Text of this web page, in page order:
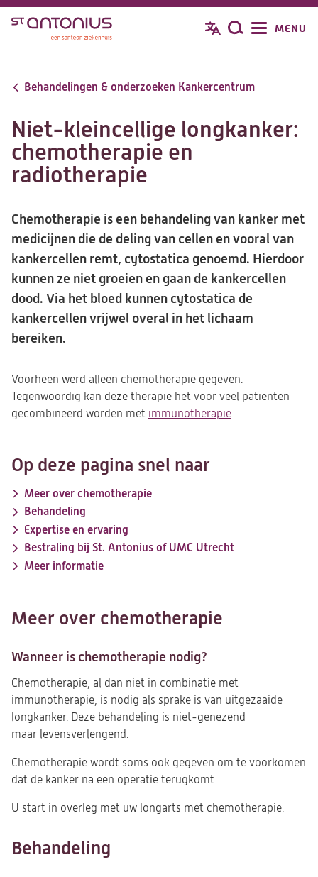
Overslaan
inhoud
Zoeken
MENU
Behandelingen & onderzoeken Kankercentrum
Niet-kleincellige longkanker:
chemotherapie en
radiotherapie
Chemotherapie is een behandeling van kanker met
medicijnen die de deling van cellen en vooral van
kankercellen remt, cytostatica genoemd. Hierdoor
kunnen ze niet groeien en gaan de kankercellen
dood. Via het bloed kunnen cytostatica de
kankercellen vrijwel overal in het lichaam
bereiken.
Voorheen werd alleen chemotherapie gegeven.
Tegenwoordig kan deze therapie het voor veel patiënten
gecombineerd worden met immunotherapie.
Op deze pagina snel naar
Meer over chemotherapie
Behandeling
Expertise en ervaring
Bestraling bij St. Antonius of UMC Utrecht
Meer informatie
Meer over chemotherapie
Wanneer is chemotherapie nodig?
Chemotherapie, al dan niet in combinatie met
immunotherapie, is nodig als sprake is van uitgezaaide
longkanker. Deze behandeling is niet-genezend
maar levensverlengend.
Chemotherapie wordt soms ook gegeven om te voorkomen
dat de kanker na een operatie terugkomt.
U start in overleg met uw longarts met chemotherapie.
Behandeling